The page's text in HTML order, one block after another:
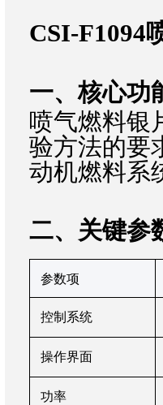
CSI-F1094
一、核心功
喷气燃料银
验方法的要
动机燃料系
‌二、关键参
‌参数项‌
控制系统
操作界面
功率